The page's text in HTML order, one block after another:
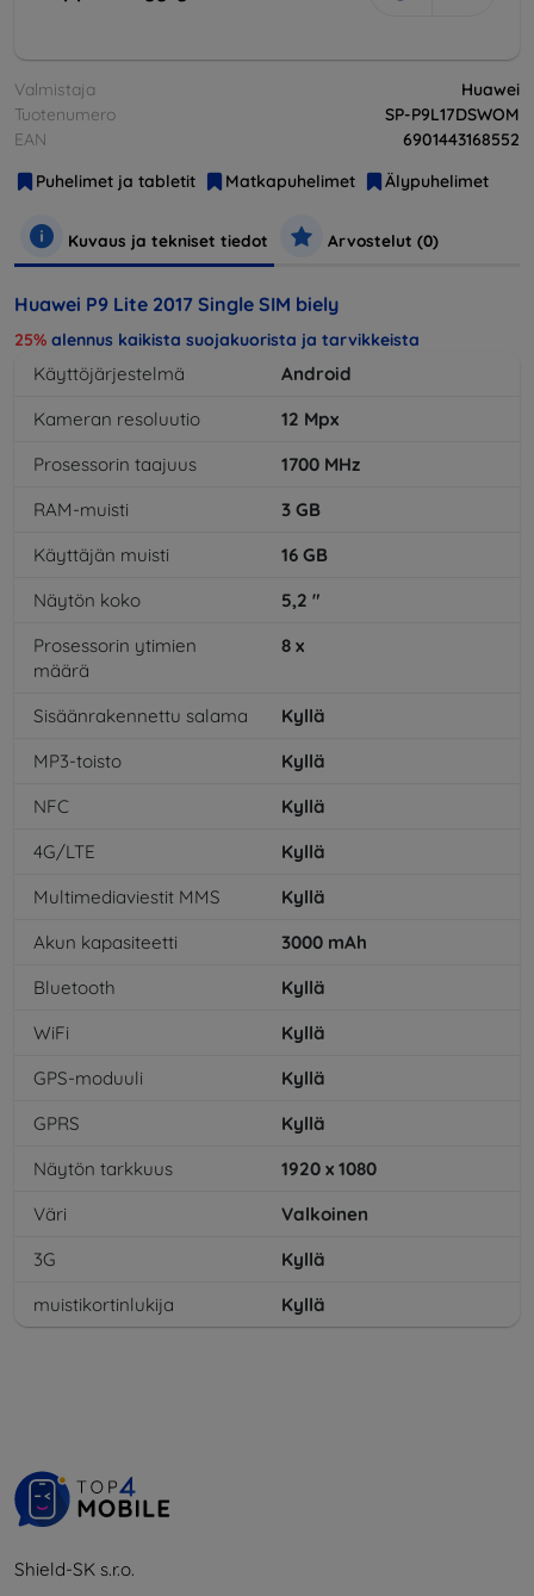
Valmistaja
Huawei
Tuotenumero
SP-P9L17DSWOM
EAN
6901443168552
Puhelimet ja tabletit
Matkapuhelimet Älypuhelimet
Kuvaus ja tekniset tiedot Arvostelut (0)
Huawei P9 Lite 2017 Single SIM biely
25% alennus kaikista suojakuorista ja tarvikkeista
Käyttöjärjestelmä
Android
Kameran resoluutio
12 Mpx
Prosessorin taajuus
1700 MHz
RAM-muisti
3 GB
Käyttäjän muisti
16 GB
Näytön koko
5,2 "
Prosessorin ytimien
määrä
8 x
Sisäänrakennettu salama
Kyllä
MP3-toisto
Kyllä
NFC
Kyllä
4G/LTE
Kyllä
Multimediaviestit MMS
Kyllä
Akun kapasiteetti
3000 mAh
Bluetooth
Kyllä
WiFi
Kyllä
GPS-moduuli
Kyllä
GPRS
Kyllä
Näytön tarkkuus
1920 x 1080
Väri
Valkoinen
3G
Kyllä
muistikortinlukija
Kyllä
Shield-SK s.r.o.